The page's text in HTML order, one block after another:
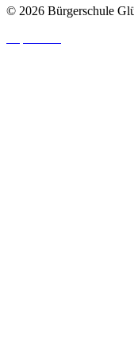
© 2026 Bürgerschule